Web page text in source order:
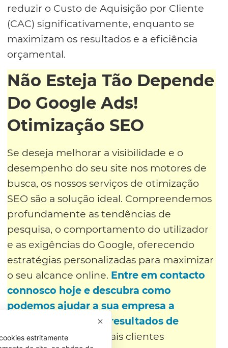
reduzir o Custo de Aquisição por Cliente
(CAC) significativamente, enquanto se
maximizam os resultados e a eficiência
orçamental.
Não Esteja Tão Depende
Do Google Ads!
Otimização SEO
Se deseja melhorar a visibilidade e o
desempenho do seu site nos motores de
busca, os nossos serviços de otimização
SEO são a solução ideal. Compreendemos
profundamente as tendências de
pesquisa, o comportamento do utilizador
e as exigências do Google, oferecendo
estratégias personalizadas para maximizar
o seu alcance online. Entre em contacto
connosco hoje e descubra como
podemos ajudar a sua empresa a
alcançar o topo dos resultados de
pesquisae a atrair mais clientes
estritamente